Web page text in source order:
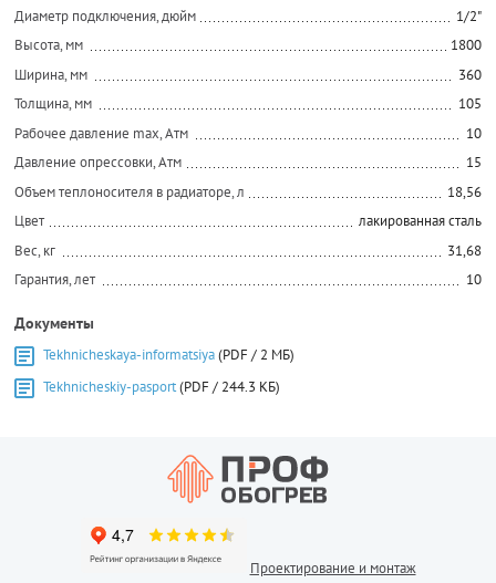
Диаметр подключения, дюйм
1/2"
Высота, мм
1800
Ширина, мм
360
Толщина, мм
105
Рабочее давление max, Атм
10
Давление опрессовки, Атм
15
Объем теплоносителя в радиаторе, л
18,56
Цвет
лакированная сталь
Вес, кг
31,68
Гарантия, лет
10
Документы
Tekhnicheskaya-informatsiya(PDF / 2 МБ)
Tekhnicheskiy-pasport(PDF / 244.3 КБ)
Проектирование и монтаж